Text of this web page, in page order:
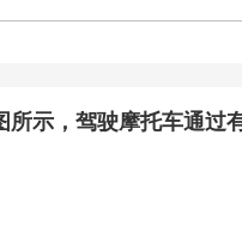
所示，驾驶摩托车通过